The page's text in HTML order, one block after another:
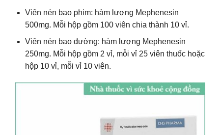
Viên nén bao phim: hàm lượng Mephenesin
500mg. Mỗi hộp gồm 100 viên chia thành 10 vỉ.
Viên nén bao đường: hàm lượng Mephenesin
250mg. Mỗi hộp gồm 2 vỉ, mỗi vỉ 25 viên thuốc hoặc
hộp 10 vỉ, mỗi vỉ 10 viên.